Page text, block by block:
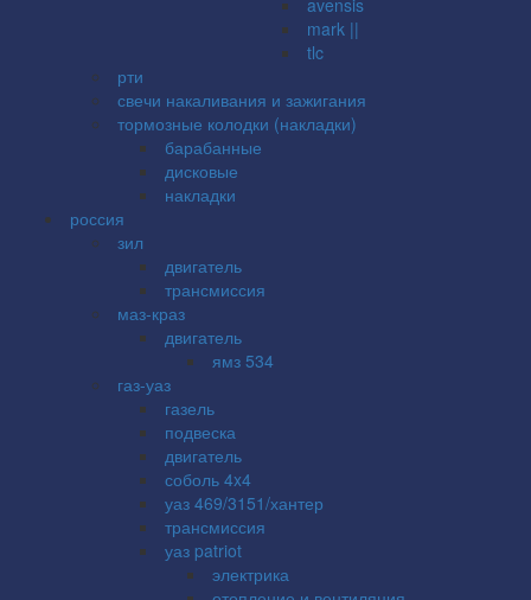
mark ||
tlc
рти
свечи накаливания и зажигания
тормозные колодки (накладки)
барабанные
дисковые
накладки
россия
зил
двигатель
трансмиссия
маз-краз
двигатель
ямз 534
газ-уаз
газель
подвеска
двигатель
соболь 4x4
уаз 469/3151/хантер
трансмиссия
уаз patriot
электрика